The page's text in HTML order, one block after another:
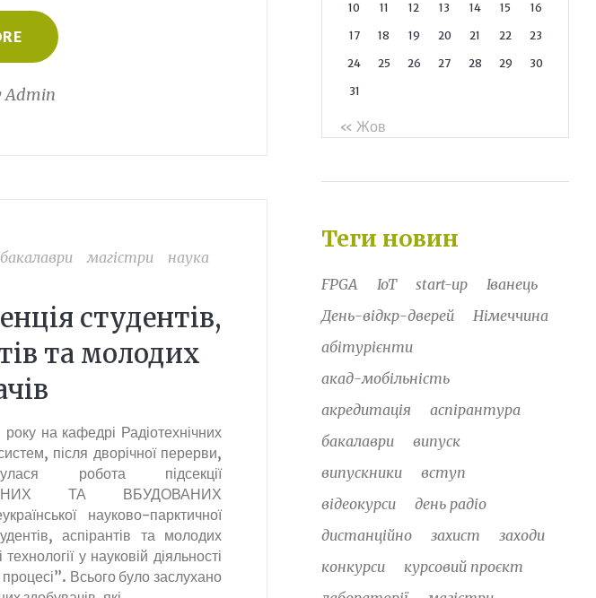
Admin
бакалаври магістри наука
студентів,
та молодих
на кафедрі Радіотехнічних
після дворічної перерви,
робота підсекції
ТА ВБУДОВАНИХ
науково-парктичної
аспірантів та молодих
у науковій діяльності
Всього було заслухано
10 11 12 13 14 15 16
17 18 19 20 21 22 23
24 25 26 27 28 29 30
31
« Жов
Теги новин
FPGA IoT start-up
Іванець
День-відкр-дверей
Німеччина
абітурієнти
акад-мобільність
акредитація
аспірантура
бакалаври
випуск
випускники
вступ
відеокурси
день радіо
дистанційно
захист
заходи
конкурси
курсовий проєкт